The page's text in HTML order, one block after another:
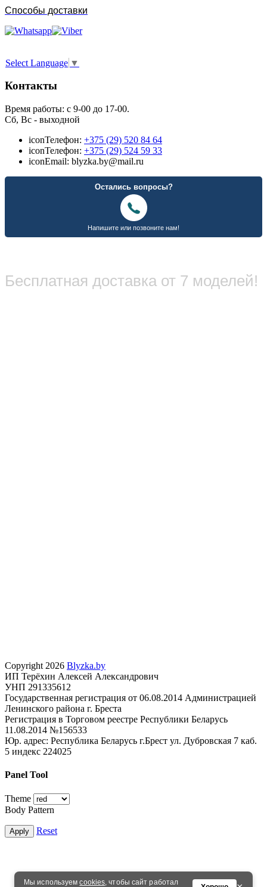
Способы доставки
Select Language ▼
Контакты
Время работы: с 9-00 до 17-00.
Сб, Вс - выходной
iconТелефон: +375 (29) 520 84 64
iconТелефон: +375 (29) 524 59 33
iconEmail: blyzka.by@mail.ru
Бесплатная доставка от 7 моделей!
Мы используемcookies, чтобы сайт работал
Copyright 2026 Blyzka.by
ИП Терёхин Алексей Александрович
УНП 291335612
Государственная регистрация от 06.08.2014 Администрацией
Ленинского района г. Бреста
Регистрация в Торговом реестре Республики Беларусь
11.08.2014 №156533
Юр. адрес: Республика Беларусь г.Брест ул. Дубровская 7 каб.
5 индекс 224025
Panel Tool
Theme
Body Pattern
Apply Reset